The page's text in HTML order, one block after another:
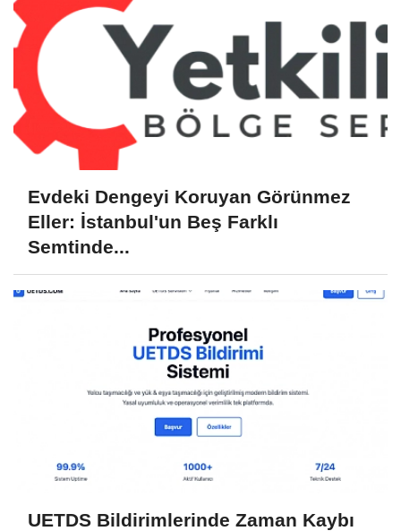
Evdeki Dengeyi Koruyan Görünmez
Eller: İstanbul'un Beş Farklı
Semtinde...
UETDS Bildirimlerinde Zaman Kaybı